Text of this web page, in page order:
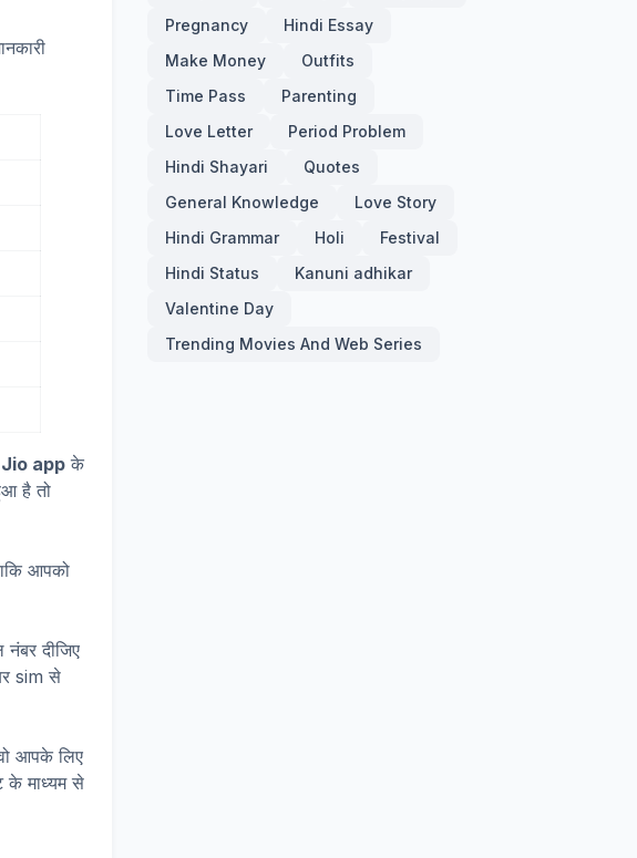
app के
है तो
आपको
दीजिए
sim से
आपके लिए
के माध्यम से
Pregnancy
Hindi Essay
Make Money
Outfits
Time Pass
Parenting
Love Letter
Period Problem
Hindi Shayari
Quotes
General Knowledge
Love Story
Hindi Grammar
Holi
Festival
Hindi Status
Kanuni adhikar
Valentine Day
Trending Movies And Web Series